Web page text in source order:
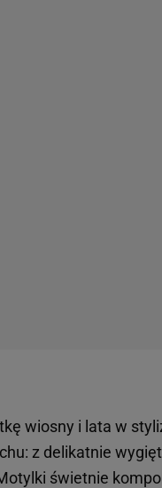
wiosny i lata w
z delikatnie
świetnie